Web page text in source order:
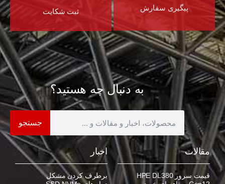
پیگیری سفارش ثبت شکایت
به دنبال چه هستید؟
جستجو
مقالات
قیمت سرور HPE DL380
اخبار
برطرف کردن مشکل